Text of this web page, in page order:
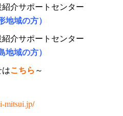
介サポートセンター
地域の方）
介サポートセンター
地域の方）
こちら ～
mitsui.jp/